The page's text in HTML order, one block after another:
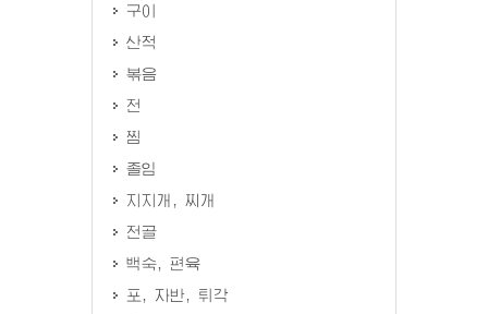
구이
산적
볶음
전
찜
졸임
지지개, 찌개
전골
백숙, 편육
포, 자반, 튀각